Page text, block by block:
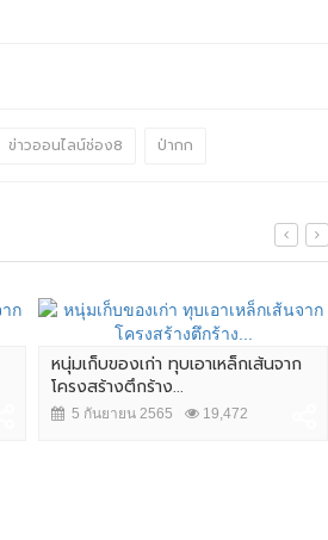
ข่าวออนไลน์ช่อง8 ป่ากก
หนุ่มเก็บของเก่า ทุบเอาเหล็กเส้นจาก
โครงสร้างตึกร้าง...
5 กันยายน 2565 19,472